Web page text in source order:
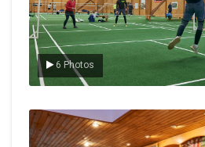
6 Photos
Le Club